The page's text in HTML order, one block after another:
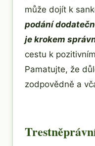
může dojít k
podání
je krokem
cestu k
Pamatujte, že
zodpovědně a